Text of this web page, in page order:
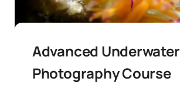
Advanced Underwater
Photography Course